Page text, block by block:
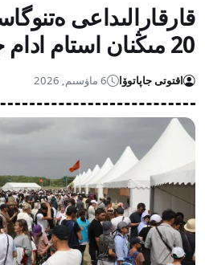
قارقارالىداعى
20 مىڭنان استام ادام جينالدى
اقتوتى جاپاتوۆا 6 ماۋسىم, 2026